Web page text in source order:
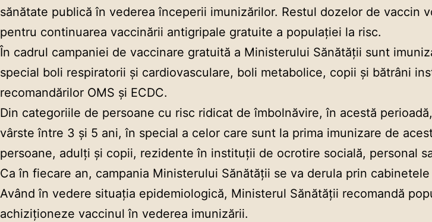
sănătate publică în vederea începerii imunizărilor. Restul dozelor de
pentru continuarea vaccinării antigripale gratuite a populației la risc.
În cadrul campaniei de vaccinare gratuită a Ministerului Sănătăţii sunt
special boli respiratorii şi cardiovasculare, boli metabolice, copii şi bătrâni
recomandărilor OMS şi ECDC.
Din categoriile de persoane cu risc ridicat de îmbolnăvire, în acestă
vârste între 3 și 5 ani, în special a celor care sunt la prima imunizare de
persoane, adulți și copii, rezidente în instituții de ocrotire socială, personal
Ca în fiecare an, campania Ministerului Sănătăţii se va derula prin
Având în vedere situația epidemiologică, Ministerul Sănătății recomandă
achiziționeze vaccinul în vederea imunizării.